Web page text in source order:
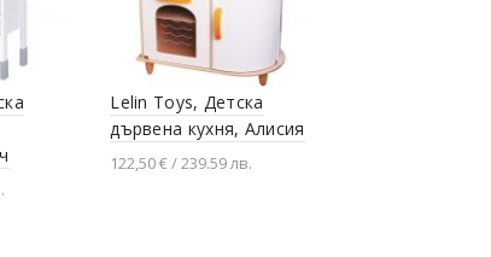
Lelin Toys, Детска
дървена кухня, Алисия
122,50 € / 239.59 лв.